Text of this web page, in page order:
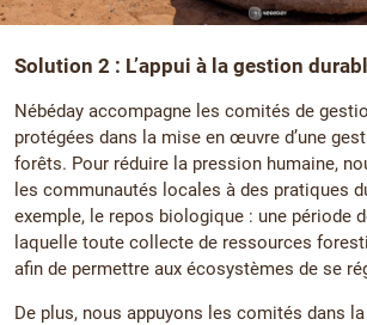
Solution 2 : L’appui à la gestion
Nébéday accompagne les comités de
protégées dans la mise en œuvre d’une
forêts. Pour réduire la pression humaine,
les communautés locales à des pratiques
exemple, le repos biologique : une période
laquelle toute collecte de ressources
afin de permettre aux écosystèmes de se
De plus, nous appuyons les comités dans